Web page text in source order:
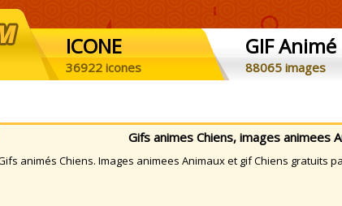
ICONE
36922 icones
GIF Animé
88065 images
Gifs animes Chiens, images animees
animés Chiens. Images animees Animaux et gif Chiens gratuits